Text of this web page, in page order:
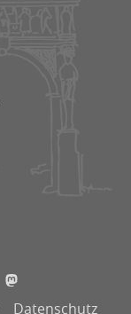
der
Datenschutz